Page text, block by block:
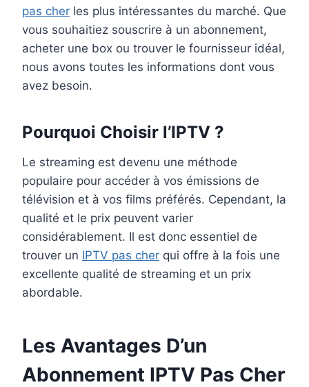
pas cher les plus intéressantes du marché. Que
vous souhaitiez souscrire à un abonnement,
acheter une box ou trouver le fournisseur idéal,
nous avons toutes les informations dont vous
avez besoin.
Pourquoi Choisir l’IPTV ?
Le streaming est devenu une méthode
populaire pour accéder à vos émissions de
télévision et à vos films préférés. Cependant, la
qualité et le prix peuvent varier
considérablement. Il est donc essentiel de
trouver un IPTV pas cher qui offre à la fois une
excellente qualité de streaming et un prix
abordable.
Les Avantages D’un
Abonnement IPTV Pas Cher